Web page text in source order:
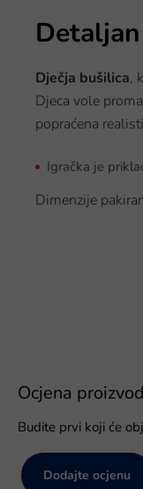
Dječja bušilica,
Djeca vole
popraćena
Igračka je
Dimenzije
Ocjena
Budite prvi koji će
Dodajte ocjenu